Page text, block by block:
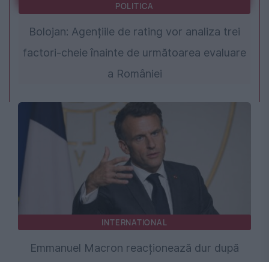
POLITICA
Bolojan: Agențiile de rating vor analiza trei
factori-cheie înainte de următoarea evaluare
a României
INTERNATIONAL
Emmanuel Macron reacționează dur după